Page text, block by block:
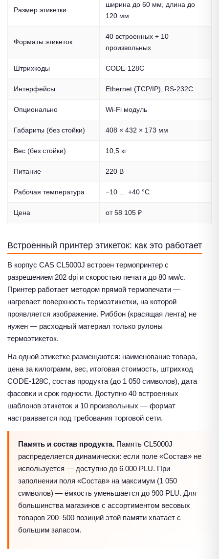
Размер этикетки
ширина до 60 мм, длина до
120 мм
Форматы этикеток
40 встроенных + 10
произвольных
Штрихкоды CODE-128C
Интерфейсы Ethernet (TCP/IP), RS-232C
Опционально Wi-Fi модуль
Габариты (без стойки) 408 × 432 × 173 мм
Вес (без стойки) 10,5 кг
Питание 220 В
Рабочая температура −10 … +40 °C
Цена от 58 105 ₽
Встроенный принтер этикеток: как это работает
В корпус CAS CL5000J встроен термопринтер с
разрешением 202 dpi и скоростью печати до 80 мм/с.
Принтер работает методом прямой термопечати —
нагревает поверхность термоэтикетки, на которой
проявляется изображение. Риббон (красящая лента) не
нужен — расходный материал только рулоны
термоэтикеток.
На одной этикетке размещаются: наименование товара,
цена за килограмм, вес, итоговая стоимость, штрихкод
CODE-128C, состав продукта (до 1 050 символов), дата
фасовки и срок годности. Доступно 40 встроенных
шаблонов этикеток и 10 произвольных — формат
настраивается под требования торговой сети.
Память и состав продукта. Память CL5000J
распределяется динамически: если поле «Состав» не
используется — доступно до 6 000 PLU. При
заполнении поля «Состав» на максимум (1 050
символов) — ёмкость уменьшается до 900 PLU. Для
большинства магазинов с ассортиментом весовых
товаров 200–500 позиций этой памяти хватает с
большим запасом.